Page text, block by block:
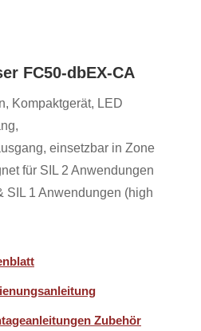
FC50-dbEX-CA
Kompaktgerät, LED
einsetzbar in Zone
für SIL 2 Anwendungen
SIL 1 Anwendungen (high
Zubehör